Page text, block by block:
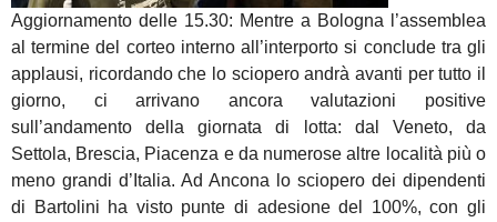
Aggiornamento delle 15.30: Mentre a Bologna l’assemblea
al termine del corteo interno all’interporto si conclude tra gli
applausi, ricordando che lo sciopero andrà avanti per tutto il
giorno, ci arrivano ancora valutazioni positive
sull’andamento della giornata di lotta: dal Veneto, da
Settola, Brescia, Piacenza e da numerose altre località più o
meno grandi d’Italia. Ad Ancona lo sciopero dei dipendenti
di Bartolini ha visto punte di adesione del 100%, con gli